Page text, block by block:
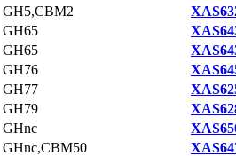
GH5,CBM2
GH65
GH65
GH76
GH77
GH79
GHnc
GHnc,CBM50